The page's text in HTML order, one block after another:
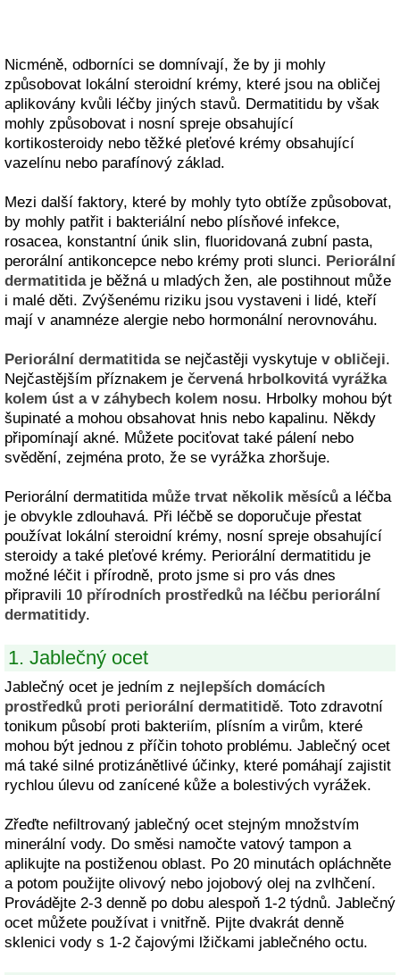
Nicméně, odborníci se domnívají, že by ji mohly
způsobovat lokální steroidní krémy, které jsou na obličej
aplikovány kvůli léčby jiných stavů. Dermatitidu by však
mohly způsobovat i nosní spreje obsahující
kortikosteroidy nebo těžké pleťové krémy obsahující
vazelínu nebo parafínový základ.
Mezi další faktory, které by mohly tyto obtíže způsobovat,
by mohly patřit i bakteriální nebo plísňové infekce,
rosacea, konstantní únik slin, fluoridovaná zubní pasta,
perorální antikoncepce nebo krémy proti slunci. Periorální
dermatitidaje běžná u mladých žen, ale postihnout může
i malé děti. Zvýšenému riziku jsou vystaveni i lidé, kteří
mají v anamnéze alergie nebo hormonální nerovnováhu.
Periorální dermatitidase nejčastěji vyskytuje v obličeji.
Nejčastějším příznakem je červená hrbolkovitá vyrážka
kolem úst a v záhybech kolem nosu. Hrbolky mohou být
šupinaté a mohou obsahovat hnis nebo kapalinu. Někdy
připomínají akné. Můžete pociťovat také pálení nebo
svědění, zejména proto, že se vyrážka zhoršuje.
Periorální dermatitida může trvat několik měsíců a léčba
je obvykle zdlouhavá. Při léčbě se doporučuje přestat
používat lokální steroidní krémy, nosní spreje obsahující
steroidy a také pleťové krémy. Periorální dermatitidu je
možné léčit i přírodně, proto jsme si pro vás dnes
připravili 10 přírodních prostředků na léčbu periorální
dermatitidy.
1. Jablečný ocet
Jablečný ocet je jedním z nejlepších domácích
prostředků proti periorální dermatitidě. Toto zdravotní
tonikum působí proti bakteriím, plísním a virům, které
mohou být jednou z příčin tohoto problému. Jablečný ocet
má také silné protizánětlivé účinky, které pomáhají zajistit
rychlou úlevu od zanícené kůže a bolestivých vyrážek.
Zřeďte nefiltrovaný jablečný ocet stejným množstvím
minerální vody. Do směsi namočte vatový tampon a
aplikujte na postiženou oblast. Po 20 minutách opláchněte
a potom použijte olivový nebo jojobový olej na zvlhčení.
Provádějte 2-3 denně po dobu alespoň 1-2 týdnů. Jablečný
ocet můžete používat i vnitřně. Pijte dvakrát denně
sklenici vody s 1-2 čajovými lžičkami jablečného octu.